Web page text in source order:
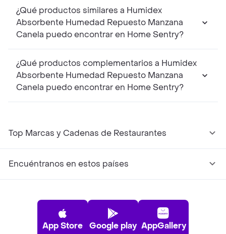
¿Qué productos similares a Humidex
Absorbente Humedad Repuesto Manzana
Canela puedo encontrar en Home Sentry?
¿Qué productos complementarios a Humidex
Absorbente Humedad Repuesto Manzana
Canela puedo encontrar en Home Sentry?
Top Marcas y Cadenas de Restaurantes
Encuéntranos en estos países
App Store Google play AppGallery